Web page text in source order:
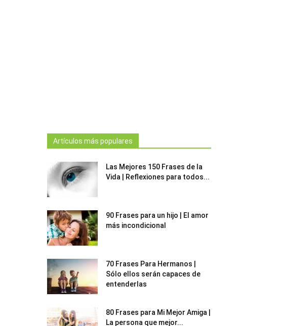
Artículos más populares
Las Mejores 150 Frases de la
Vida | Reflexiones para todos...
90 Frases para un hijo | El amor
más incondicional
70 Frases Para Hermanos |
Sólo ellos serán capaces de
entenderlas
80 Frases para Mi Mejor Amiga |
La persona que mejor...